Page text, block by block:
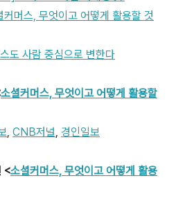
머스, 무엇이고 어떻게 활용할 것
도 사람 중심으로 변한다
소셜커머스, 무엇이고 어떻게 활용할
CNB저널 경인일보
<소셜커머스, 무엇이고 어떻게 활용